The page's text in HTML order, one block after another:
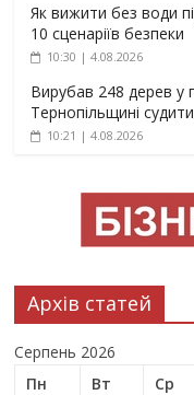
Як вижити без води
10 сценаріїв безпеки
10:30 | 4.08.2026
Вирубав 248 дерев у
Тернопільщині
10:21 | 4.08.2026
Архів статей
Серпень 2026
Пн
Вт Ср